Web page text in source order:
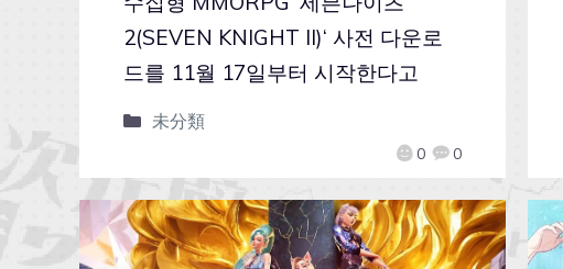
0 0
2(SEVEN KNIGHT II)‘ 사전 다운로
드를 11월 17일부터 시작한다고
未分類